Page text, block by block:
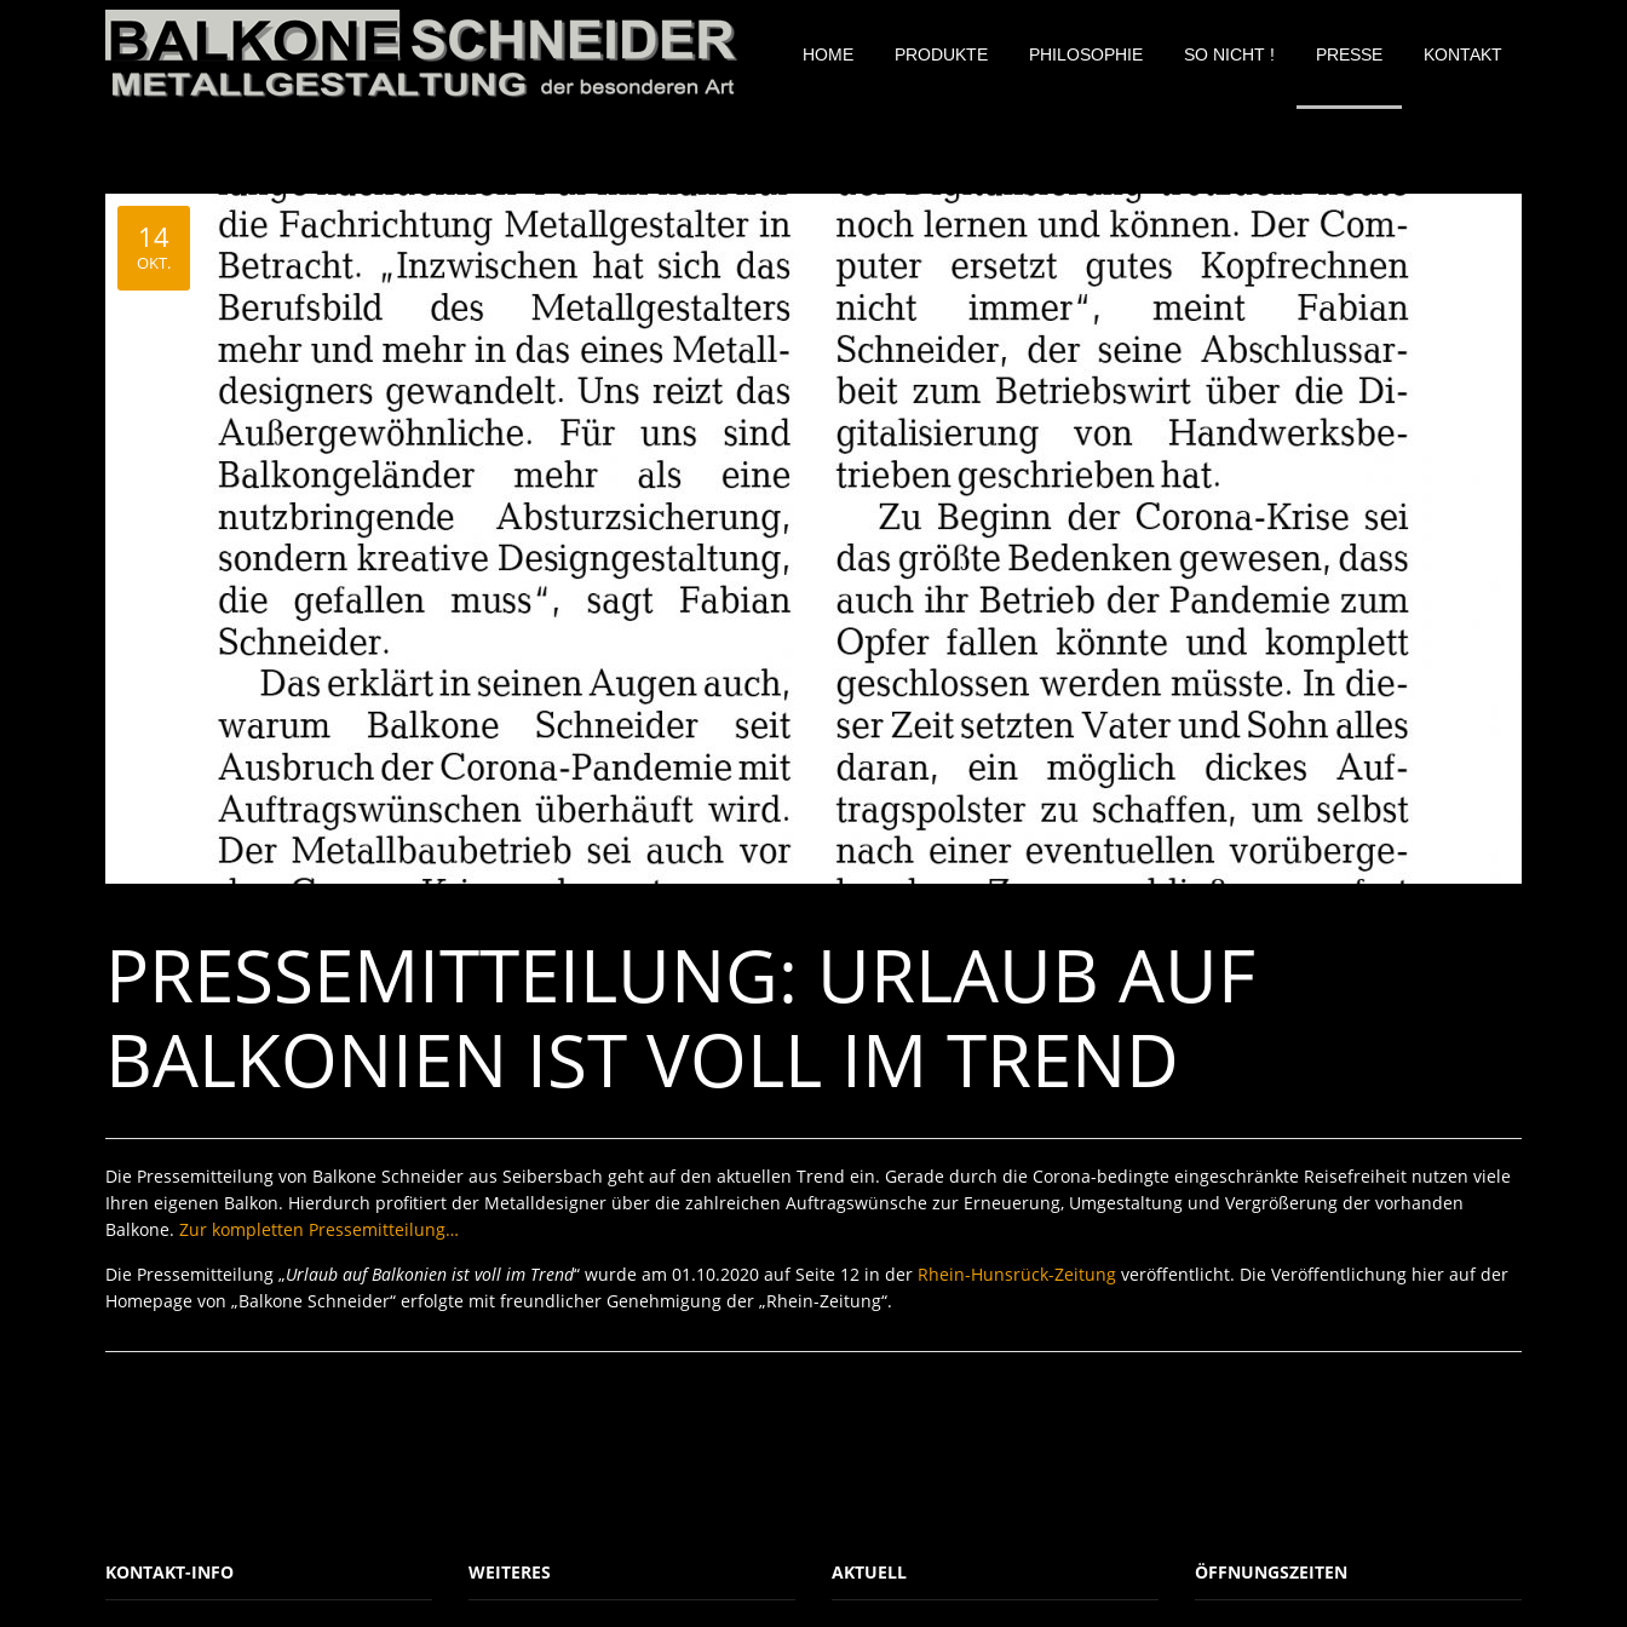
HOME PRODUKTE PHILOSOPHIE SO NICHT ! PRESSE KONTAKT
14
OKT.
PRESSEMITTEILUNG: URLAUB AUF
BALKONIEN IST VOLL IM TREND
Die Pressemitteilung von Balkone Schneider aus Seibersbach geht auf den aktuellen Trend ein. Gerade durch die Corona-bedingte eingeschränkte Reisefreiheit nutzen viele
Ihren eigenen Balkon. Hierdurch profitiert der Metalldesigner über die zahlreichen Auftragswünsche zur Erneuerung, Umgestaltung und Vergrößerung der vorhanden
Balkone. Zur kompletten Pressemitteilung…
Die Pressemitteilung „Urlaub auf Balkonien ist voll im Trend“ wurde am 01.10.2020 auf Seite 12 in der Rhein-Hunsrück-Zeitung veröffentlicht. Die Veröffentlichung hier auf der
Homepage von „Balkone Schneider“ erfolgte mit freundlicher Genehmigung der „Rhein-Zeitung“.
KONTAKT-INFO WEITERES AKTUELL ÖFFNUNGSZEITEN